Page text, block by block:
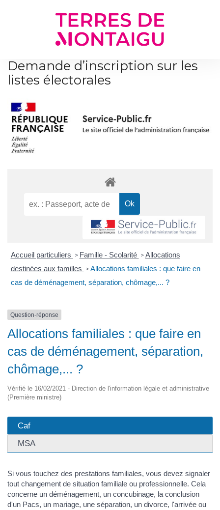
Demande d’inscription sur les
listes électorales
Accueil particuliers > Famille - Scolarité > Allocations
destinées aux familles > Allocations familiales : que faire en
cas de déménagement, séparation, chômage,... ?
Question-réponse
Allocations familiales : que faire en
cas de déménagement, séparation,
chômage,... ?
Vérifié le 16/02/2021 - Direction de l'information légale et administrative
(Première ministre)
Caf
MSA
Si vous touchez des prestations familiales, vous devez signaler
tout changement de situation familiale ou professionnelle. Cela
concerne un déménagement, un concubinage, la conclusion
d'un Pacs, un mariage, une séparation, un divorce, l'arrivée ou